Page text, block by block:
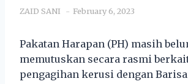
ZAID SANI February 6, 2023
Pakatan Harapan (PH) masih
memutuskan secara rasmi
pengagihan kerusi dengan